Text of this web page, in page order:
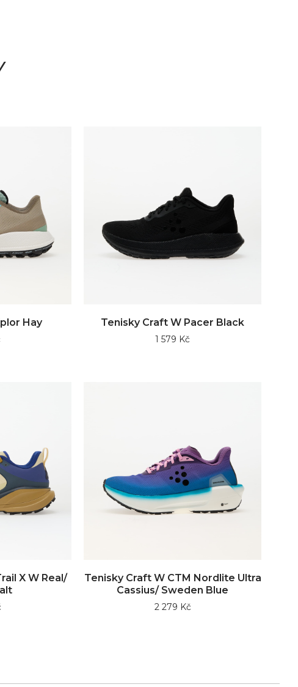
Hay Tenisky Craft W Pacer Black
1 579 Kč
X W Real/
Tenisky Craft W CTM Nordlite Ultra
Cassius/ Sweden Blue
2 279 Kč